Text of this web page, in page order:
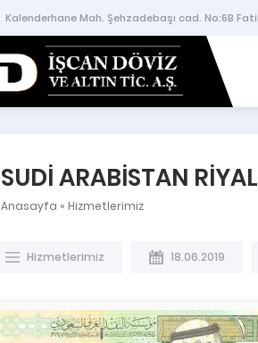
Kalenderhane Mah. Şehzadebaşı cad. No:6B
SUDİ ARABİSTAN
Anasayfa » Hizmetlerimiz
Hizmetlerimiz 18.06.2019